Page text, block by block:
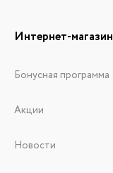
Интернет-магазин
Бонусная программа
Акции
Новости